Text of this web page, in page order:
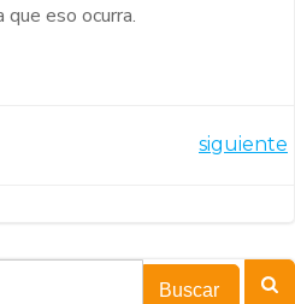
que eso ocurra.
Navegación
entradas
siguiente